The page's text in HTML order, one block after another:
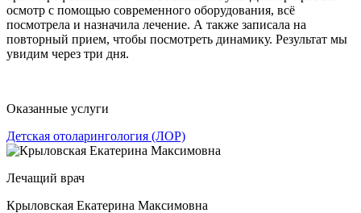
осмотр с помощью современного оборудования, всё
посмотрела и назначила лечение. А также записала на
повторный прием, чтобы посмотреть динамику. Результат мы
увидим через три дня.
Оказанные услуги
Детская отоларингология (ЛОР)
Лечащий врач
Крыловская Екатерина Максимовна